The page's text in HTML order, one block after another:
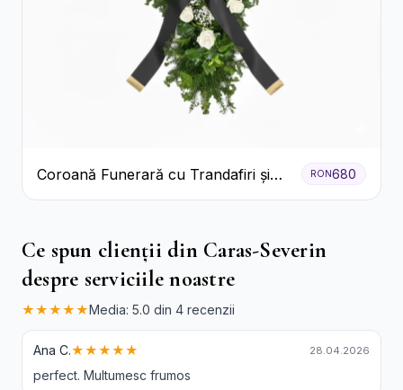
Coroană Funerară cu Trandafiri și
Crini
RON680
Ce spun clienții din Caras-Severin
despre serviciile noastre
★★★★★Media: 5.0 din 4 recenzii
Ana C.★★★★★ 28.04.2026
perfect. Multumesc frumos